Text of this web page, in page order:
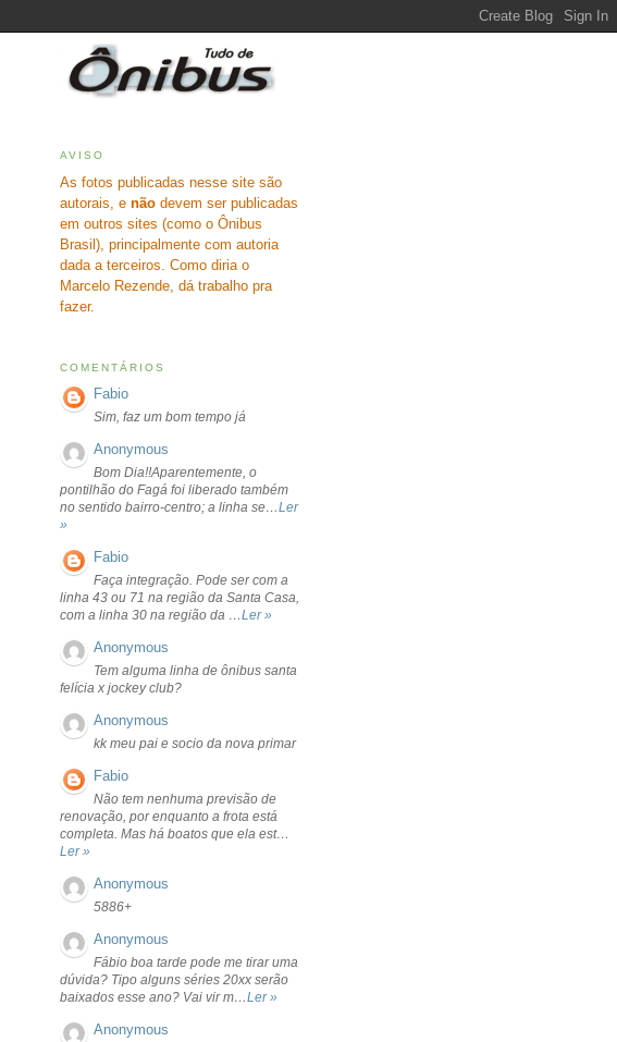
AVISO
As fotos publicadas nesse site são
autorais, e não devem ser publicadas
em outros sites (como o Ônibus
Brasil), principalmente com autoria
dada a terceiros. Como diria o
Marcelo Rezende, dá trabalho pra
fazer.
COMENTÁRIOS
Fabio
Sim, faz um bom tempo já
Anonymous
Bom Dia!!Aparentemente, o
pontilhão do Fagá foi liberado também
no sentido bairro-centro; a linha se…Ler
»
Fabio
Faça integração. Pode ser com a
linha 43 ou 71 na região da Santa Casa,
com a linha 30 na região da …Ler »
Anonymous
Tem alguma linha de ônibus santa
felícia x jockey club?
Anonymous
kk meu pai e socio da nova primar
Fabio
Não tem nenhuma previsão de
renovação, por enquanto a frota está
completa. Mas há boatos que ela est…
Ler »
Anonymous
5886+
Anonymous
Fábio boa tarde pode me tirar uma
dúvida? Tipo alguns séries 20xx serão
baixados esse ano? Vai vir m…Ler »
Anonymous